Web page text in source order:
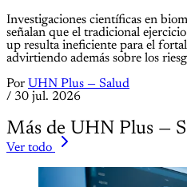
Investigaciones científicas en
señalan que el tradicional
up resulta ineficiente para el
advirtiendo además sobre los
Por UHN Plus — Salud
/ 30 jul. 2026
Más de UHN Plus —
Ver todo